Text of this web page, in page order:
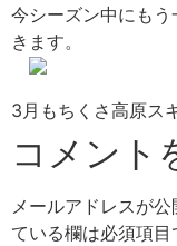
今シーズン中にも
きます。
3月もちくさ高原ス
コメント
メールアドレスが公
ている欄は必須項目